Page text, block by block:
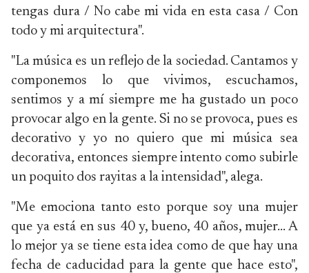
tengas dura / No cabe mi vida en esta casa / Con
todo y mi arquitectura".
"La música es un reflejo de la sociedad. Cantamos y
componemos lo que vivimos, escuchamos,
sentimos y a mí siempre me ha gustado un poco
provocar algo en la gente. Si no se provoca, pues es
decorativo y yo no quiero que mi música sea
decorativa, entonces siempre intento como subirle
un poquito dos rayitas a la intensidad", alega.
"Me emociona tanto esto porque soy una mujer
que ya está en sus 40 y, bueno, 40 años, mujer... A
lo mejor ya se tiene esta idea como de que hay una
fecha de caducidad para la gente que hace esto",